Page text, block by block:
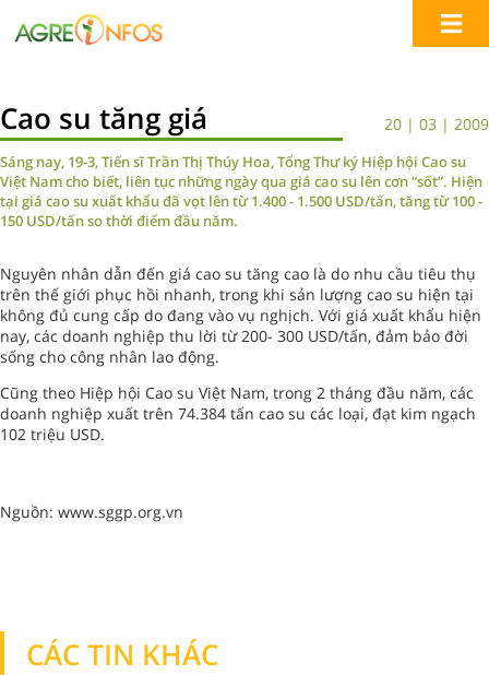
Cao su tăng giá 20 | 03 | 2009
Sáng nay, 19-3, Tiến sĩ Trần Thị Thúy Hoa, Tổng Thư ký Hiệp hội Cao su
Việt Nam cho biết, liên tục những ngày qua giá cao su lên cơn “sốt”. Hiện
tại giá cao su xuất khẩu đã vọt lên từ 1.400 - 1.500 USD/tấn, tăng từ 100 -
150 USD/tấn so thời điểm đầu năm.
Nguyên nhân dẫn đến giá cao su tăng cao là do nhu cầu tiêu thụ
trên thế giới phục hồi nhanh, trong khi sản lượng cao su hiện tại
không đủ cung cấp do đang vào vụ nghịch. Với giá xuất khẩu hiện
nay, các doanh nghiệp thu lời từ 200- 300 USD/tấn, đảm bảo đời
sống cho công nhân lao động.
Cũng theo Hiệp hội Cao su Việt Nam, trong 2 tháng đầu năm, các
doanh nghiệp xuất trên 74.384 tấn cao su các loại, đạt kim ngạch
102 triệu USD.
Nguồn: www.sggp.org.vn
CÁC TIN KHÁC